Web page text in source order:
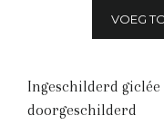
VOEG
Ingeschilderd
doorgeschilderd